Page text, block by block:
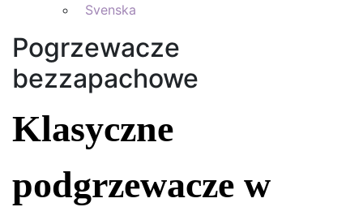
Svenska
Pogrzewacze
bezzapachowe
Klasyczne
podgrzewacze w